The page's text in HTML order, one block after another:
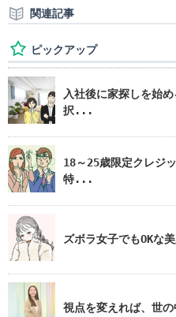
関連記事
ピックアップ
入社後に家探しを始
択...
18～25歳限定クレジ
特...
ズボラ女子でもOKな
視点を変えれば、世